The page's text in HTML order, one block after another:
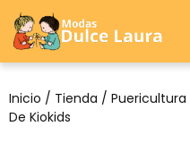
Inicio / Tienda / Puericultura
De Kiokids